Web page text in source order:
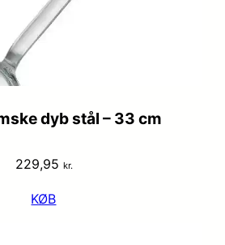
dyb stål – 33 cm
229,95 kr.
KØB